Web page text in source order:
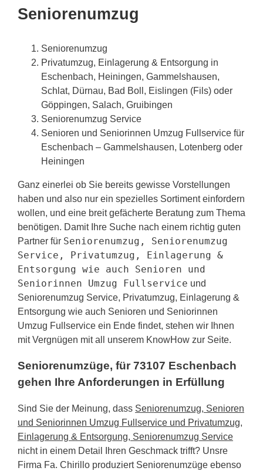
Seniorenumzug
Seniorenumzug
Privatumzug, Einlagerung & Entsorgung in
Eschenbach, Heiningen, Gammelshausen,
Schlat, Dürnau, Bad Boll, Eislingen (Fils) oder
Göppingen, Salach, Gruibingen
Seniorenumzug Service
Senioren und Seniorinnen Umzug Fullservice für
Eschenbach – Gammelshausen, Lotenberg oder
Heiningen
Ganz einerlei ob Sie bereits gewisse Vorstellungen
haben und also nur ein spezielles Sortiment einfordern
wollen, und eine breit gefächerte Beratung zum Thema
benötigen. Damit Ihre Suche nach einem richtig guten
Partner für Seniorenumzug, Seniorenumzug
Service, Privatumzug, Einlagerung &
Entsorgung wie auch Senioren und
Seniorinnen Umzug Fullservice und
Seniorenumzug Service, Privatumzug, Einlagerung &
Entsorgung wie auch Senioren und Seniorinnen
Umzug Fullservice ein Ende findet, stehen wir Ihnen
mit Vergnügen mit all unserem KnowHow zur Seite.
Seniorenumzüge, für 73107 Eschenbach
gehen Ihre Anforderungen in Erfüllung
Sind Sie der Meinung, dass Seniorenumzug, Senioren
und Seniorinnen Umzug Fullservice und Privatumzug,
Einlagerung & Entsorgung, Seniorenumzug Service
nicht in einem Detail Ihren Geschmack trifft? Unsre
Firma Fa. Chirillo produziert Seniorenumzüge ebenso